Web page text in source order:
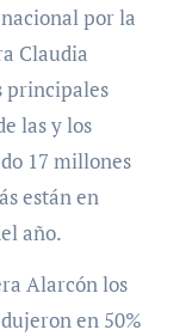
por la
Claudia
principales
las y los
17 millones
están en
año.
Alarcón los
en 50%